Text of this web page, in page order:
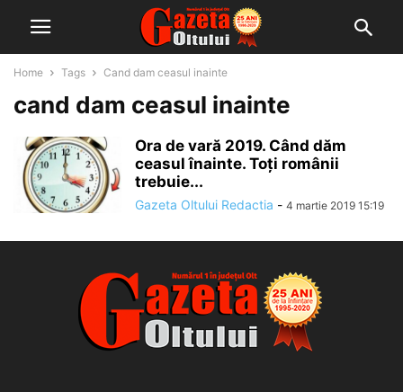
Home Tags Cand dam ceasul inainte
cand dam ceasul inainte
Ora de vară 2019. Când dăm
ceasul înainte. Toți românii
trebuie...
Gazeta Oltului Redactia - 4 martie 2019 15:19